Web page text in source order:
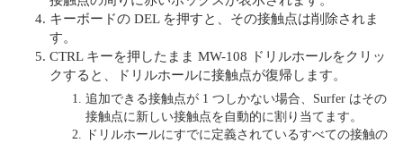
キーボードの DEL を押すと、その接触点は削除されま
す。
CTRL キーを押したまま MW-108 ドリルホールをクリッ
クすると、ドリルホールに接触点が復帰します。
追加できる接触点が 1 つしかない場合、Surfer はその
接触点に新しい接触点を自動的に割り当てます。
ドリルホールにすでに定義されているすべての接触の